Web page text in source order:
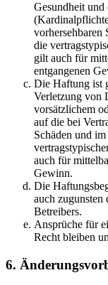
Gesundheit und
vorhersehbaren
die
gilt auch für
entgangenen
Die Haftung ist
Verletzung von
vorsätzlichem
auf die bei
Schäden und
auch für
Gewinn.
Die
auch
Betreibers.
Ansprüche für
Recht bleiben
6.